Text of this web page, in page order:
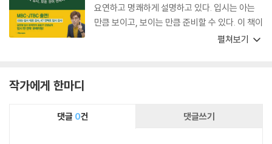
요연하고 명쾌하게 설명하고 있다. 입시는 아는
만큼 보이고, 보이는 만큼 준비할 수 있다. 이 책이
라면 감히 입시 전략의 나침반이 될 수 있다는 확
펼쳐보기
작가에게 한마디
댓글 0건 댓글쓰기